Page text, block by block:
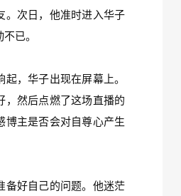
。次日，他准时进入华子
已。
，华子出现在屏幕上。
，然后点燃了这场直播的
博主是否会对自尊心产生
备好自己的问题。他迷茫